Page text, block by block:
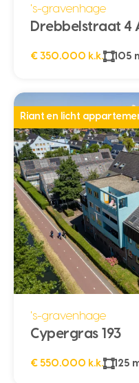
's-gravenhage
Drebbelstraat 4
€ 350.000 k.k. 105
Riant en licht
's-gravenhage
Cypergras 193
€ 550.000 k.k. 125